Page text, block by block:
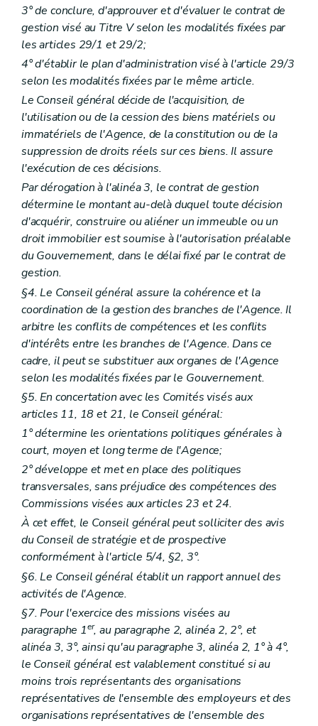
Art. 204
Art. 205
Section 6.3
Art. 206
Sous-section 6.4 Coût des prestations
Art. 207
Art. 208
Art. 209
Art. 210
Sous-section 6.5 Accessibilité et infrastructure
Art. 211
Art. 212
Art. 213
Art. 214
Art. 215
Sous-section 6.6 Cadastre de l'offre
Art. 216
Sous-section 6.7 Recueil de données socio-épidémiologiques
Art. 217
Art. 218
Section 4 Programmation et agrément
Sous-section 1re
Programmation
Art. 218/1
Art. 218/2
Sous-section 2 Agrément
Art. 218/3
Art. 218/4
Art. 218/5
Section 5 Subventionnement
Art. 218/6
Art. 218/7
Art. 218/8
Art. 218/9
Art. 218/10
Art. 218/11
Section 6 Évaluation Contrôle - Sanctions
Art. 218/12
Art. 218/13
Art. 218/14
Art. 218/15
Art. 218/16
Art. 218/17
Art. 218/18
Chapitre III Fédérations de centres de planning familial
Art. 218/19
Chapitre IV Dispositions transitoires
Art. 218/20
Art. 218/21
Art. 218/22
Titre III Services d'aide aux familles et aux aînés
Chapitre Ier
Définitions
Art. 219
3° de conclure, d'approuver et d'évaluer le contrat de
gestion visé au Titre V selon les modalités fixées par
les articles 29/1 et 29/2;
4° d'établir le plan d'administration visé à l'article 29/3
selon les modalités fixées par le même article.
Le Conseil général décide de l'acquisition, de
l'utilisation ou de la cession des biens matériels ou
immatériels de l'Agence, de la constitution ou de la
suppression de droits réels sur ces biens. Il assure
l'exécution de ces décisions.
Par dérogation à l'alinéa 3, le contrat de gestion
détermine le montant au-delà duquel toute décision
d'acquérir, construire ou aliéner un immeuble ou un
droit immobilier est soumise à l'autorisation préalable
du Gouvernement, dans le délai fixé par le contrat de
gestion.
§4. Le Conseil général assure la cohérence et la
coordination de la gestion des branches de l'Agence. Il
arbitre les conflits de compétences et les conflits
d'intérêts entre les branches de l'Agence. Dans ce
cadre, il peut se substituer aux organes de l'Agence
selon les modalités fixées par le Gouvernement.
§5. En concertation avec les Comités visés aux
articles 11, 18 et 21, le Conseil général:
1° détermine les orientations politiques générales à
court, moyen et long terme de l'Agence;
2° développe et met en place des politiques
transversales, sans préjudice des compétences des
Commissions visées aux articles 23 et 24.
À cet effet, le Conseil général peut solliciter des avis
du Conseil de stratégie et de prospective
conformément à l'article 5/4, §2, 3°.
§6. Le Conseil général établit un rapport annuel des
activités de l'Agence.
§7. Pour l'exercice des missions visées au
paragraphe 1er, au paragraphe 2, alinéa 2, 2°, et
alinéa 3, 3°, ainsi qu'au paragraphe 3, alinéa 2, 1° à 4°,
le Conseil général est valablement constitué si au
moins trois représentants des organisations
représentatives de l'ensemble des employeurs et des
organisations représentatives de l'ensemble des